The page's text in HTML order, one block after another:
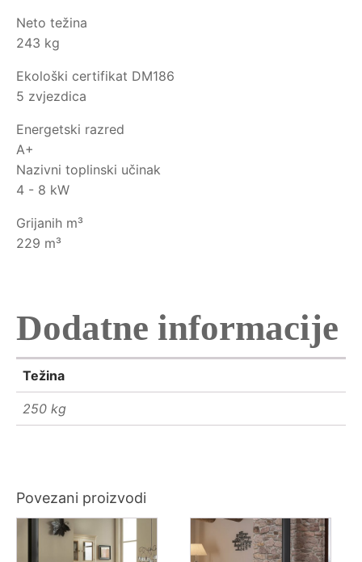
Neto težina
243 kg
Ekološki certifikat DM186
5 zvjezdica
Energetski razred
A+
Nazivni toplinski učinak
4 - 8 kW
Grijanih m³
229 m³
Dodatne informacije
Težina
250 kg
Povezani proizvodi